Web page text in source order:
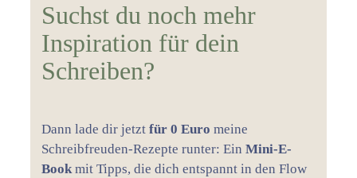
Suchst du noch mehr
Inspiration für dein
Schreiben?
Dann lade dir jetzt für 0 Euro meine
Schreibfreuden-Rezepte runter: Ein Mini-E-
Bookmit Tipps, die dich entspannt in den Flow